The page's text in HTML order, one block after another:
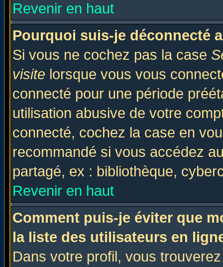
Revenir en haut
Pourquoi suis-je déconnecté
Si vous ne cochez pas la case
visite lorsque vous vous
connecté pour une période
utilisation abusive de votre
connecté, cochez la case en
recommandé si vous accédez
partagé, ex : bibliothèque,
Revenir en haut
Comment puis-je éviter que
la liste des utilisateurs en
Dans votre profil, vous